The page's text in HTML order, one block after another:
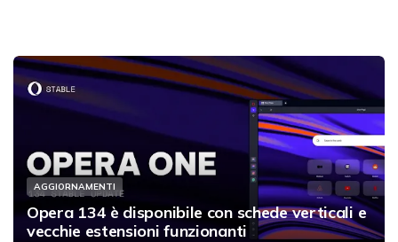
AGGIORNAMENTI
Opera 134 è disponibile con schede verticali e
vecchie estensioni funzionanti